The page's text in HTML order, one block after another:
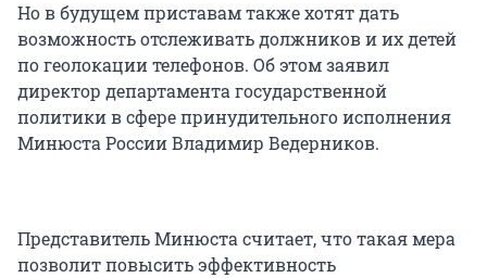
Но в будущем приставам также хотят дать
возможность отслеживать должников и их детей
по геолокации телефонов. Об этом заявил
директор департамента государственной
политики в сфере принудительного исполнения
Минюста России Владимир Ведерников.
Представитель Минюста считает, что такая мера
позволит повысить эффективность